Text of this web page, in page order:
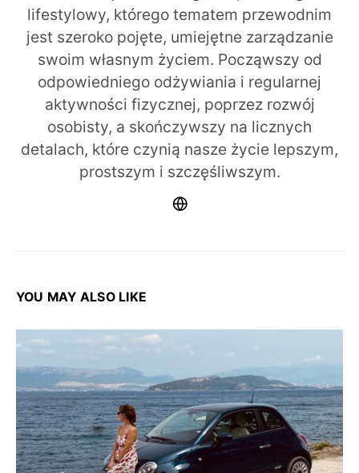
lifestylowy, którego tematem przewodnim
jest szeroko pojęte, umiejętne zarządzanie
swoim własnym życiem. Począwszy od
odpowiedniego odżywiania i regularnej
aktywności fizycznej, poprzez rozwój
osobisty, a skończywszy na licznych
detalach, które czynią nasze życie lepszym,
prostszym i szczęśliwszym.
YOU MAY ALSO LIKE